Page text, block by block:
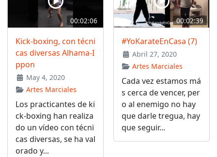
00:02:06
Kick-boxing, con técni
cas diversas Alhama-I
ppon
May 4, 2020
Artes Marciales
Los practicantes de ki
ck-boxing han realiza
do un vídeo con técni
cas diversas, se ha val
orado y...
00:02:39
#YoKarateEnCasa (7)
Abril 27, 2020
Artes Marciales
Cada vez estamos má
s cerca de vencer, per
o al enemigo no hay
que darle tregua, hay
que seguir...